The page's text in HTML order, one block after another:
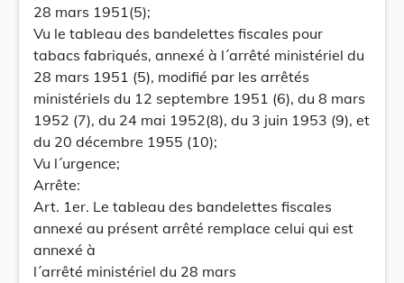
28 mars 1951(5);
Vu le tableau des bandelettes fiscales pour
tabacs fabriqués, annexé à l´arrêté ministériel du
28 mars 1951 (5), modifié par les arrêtés
ministériels du 12 septembre 1951 (6), du 8 mars
1952 (7), du 24 mai 1952(8), du 3 juin 1953 (9), et
du 20 décembre 1955 (10);
Vu l´urgence;
Arrête:
Art. 1er. Le tableau des bandelettes fiscales
annexé au présent arrêté remplace celui qui est
annexé à
l´arrêté ministériel du 28 mars